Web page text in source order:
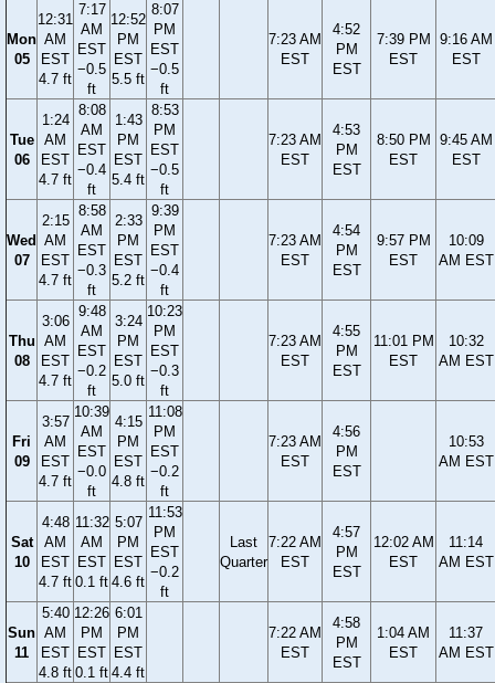
Mon
05
12:31
AM
EST
4.7 ft
7:17
AM
EST
−0.5
ft
12:52
PM
EST
5.5 ft
8:07
PM
EST
−0.5
ft
7:23 AM
EST
4:52
PM
EST
7:39 PM
EST
9:16 AM
EST
Tue
06
1:24
AM
EST
4.7 ft
8:08
AM
EST
−0.4
ft
1:43
PM
EST
5.4 ft
8:53
PM
EST
−0.5
ft
7:23 AM
EST
4:53
PM
EST
8:50 PM
EST
9:45 AM
EST
Wed
07
2:15
AM
EST
4.7 ft
8:58
AM
EST
−0.3
ft
2:33
PM
EST
5.2 ft
9:39
PM
EST
−0.4
ft
7:23 AM
EST
4:54
PM
EST
9:57 PM
EST
10:09
AM EST
Thu
08
3:06
AM
EST
4.7 ft
9:48
AM
EST
−0.2
ft
3:24
PM
EST
5.0 ft
10:23
PM
EST
−0.3
ft
7:23 AM
EST
4:55
PM
EST
11:01 PM
EST
10:32
AM EST
Fri
09
3:57
AM
EST
4.7 ft
10:39
AM
EST
−0.0
ft
4:15
PM
EST
4.8 ft
11:08
PM
EST
−0.2
ft
7:23 AM
EST
4:56
PM
EST
10:53
AM EST
Sat
10
4:48
AM
EST
4.7 ft
11:32
AM
EST
0.1 ft
5:07
PM
EST
4.6 ft
11:53
PM
EST
−0.2
ft
Last
Quarter
7:22 AM
EST
4:57
PM
EST
12:02 AM
EST
11:14
AM EST
Sun
11
5:40
AM
EST
4.8 ft
12:26
PM
EST
0.1 ft
6:01
PM
EST
4.4 ft
7:22 AM
EST
4:58
PM
EST
1:04 AM
EST
11:37
AM EST